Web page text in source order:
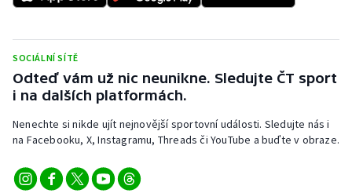
SOCIÁLNÍ SÍTĚ
Odteď vám už nic neunikne. Sledujte ČT sport
i na dalších platformách.
Nenechte si nikde ujít nejnovější sportovní události. Sledujte nás i
na Facebooku, X, Instagramu, Threads či YouTube a buďte v obraze.